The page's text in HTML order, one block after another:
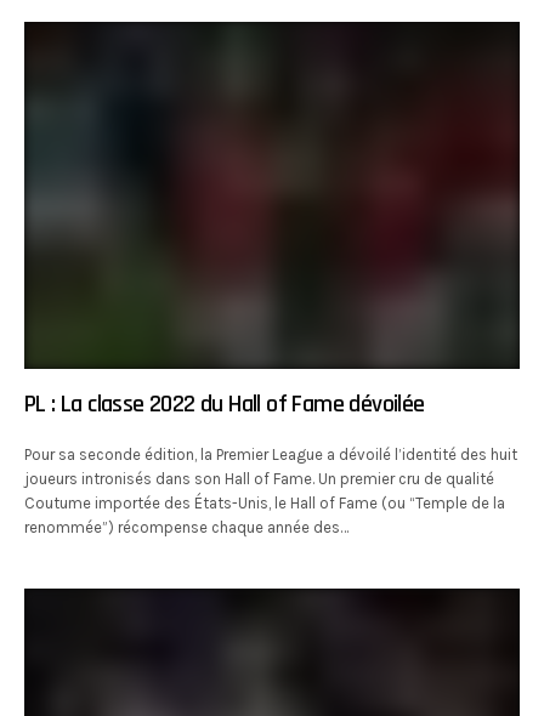
PL : La classe 2022 du Hall of Fame dévoilée
Pour sa seconde édition, la Premier League a dévoilé l’identité des huit
joueurs intronisés dans son Hall of Fame. Un premier cru de qualité
Coutume importée des États-Unis, le Hall of Fame (ou “Temple de la
renommée”) récompense chaque année des…